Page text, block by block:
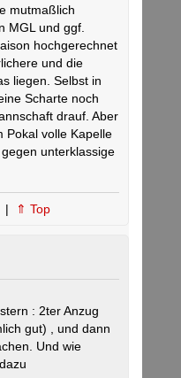
mutmaßlich
MGL und ggf.
hochgerechnet
und die
liegen. Selbst in
Scharte noch
drauf. Aber
Pokal volle Kapelle
unterklassige
| ⇑ Top
: 2ter Anzug
gut) , und dann
Und wie